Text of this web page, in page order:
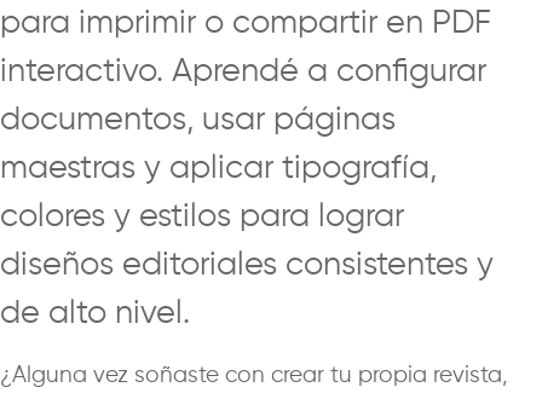
para imprimir o compartir en PDF
interactivo. Aprendé a configurar
documentos, usar páginas
maestras y aplicar tipografía,
colores y estilos para lograr
diseños editoriales consistentes y
de alto nivel.
¿Alguna vez soñaste con crear tu propia revista,